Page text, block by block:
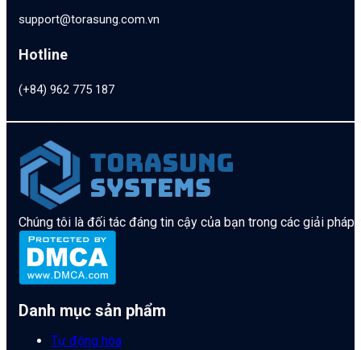
support@torasung.com.vn
Hotline
(+84) 962 775 187
Chúng tôi là đối tác đáng tin cậy của bạn trong các giải pháp
Danh mục sản phẩm
Tự động hóa